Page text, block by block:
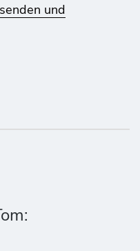
und